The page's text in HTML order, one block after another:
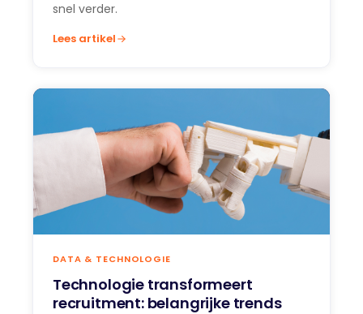
snel verder.
Lees artikel
DATA & TECHNOLOGIE
Technologie transformeert
recruitment: belangrijke trends